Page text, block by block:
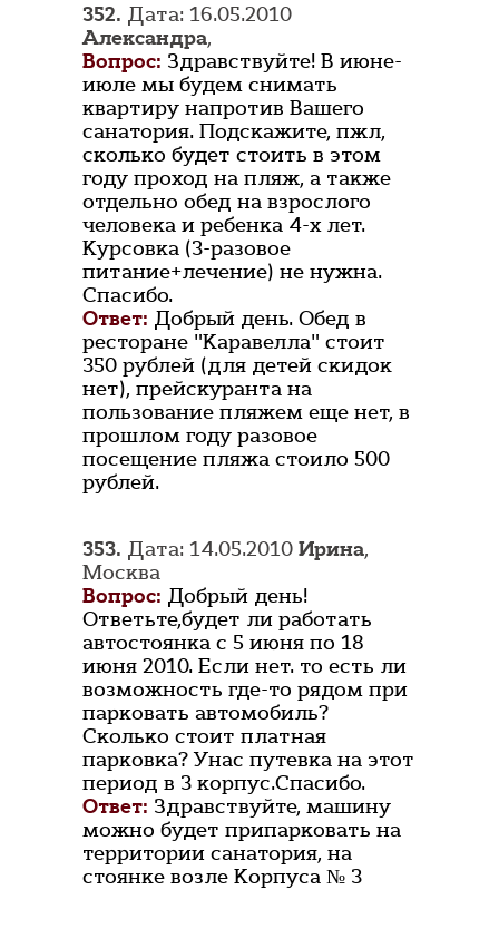
352. Дата: 16.05.2010
Александра,
Вопрос: Здравствуйте! В июне-
июле мы будем снимать
квартиру напротив Вашего
санатория. Подскажите, пжл,
сколько будет стоить в этом
году проход на пляж, а также
отдельно обед на взрослого
человека и ребенка 4-х лет.
Курсовка (3-разовое
питание+лечение) не нужна.
Спасибо.
Ответ: Добрый день. Обед в
ресторане "Каравелла" стоит
350 рублей (для детей скидок
нет), прейскуранта на
пользование пляжем еще нет, в
прошлом году разовое
посещение пляжа стоило 500
рублей.
353. Дата: 14.05.2010 Ирина,
Москва
Вопрос: Добрый день!
Ответьте,будет ли работать
автостоянка с 5 июня по 18
июня 2010. Если нет. то есть ли
возможность где-то рядом при
парковать автомобиль?
Сколько стоит платная
парковка? Унас путевка на этот
период в 3 корпус.Спасибо.
Ответ: Здравствуйте, машину
можно будет припарковать на
территории санатория, на
стоянке возле Корпуса № 3